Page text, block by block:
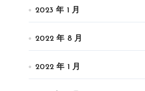
2023 年 1 月
2022 年 8 月
2022 年 1 月